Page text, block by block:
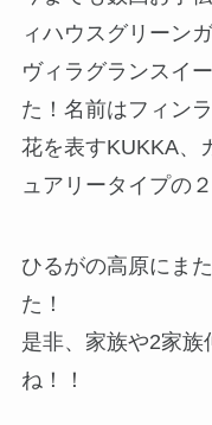
ィハウスグリーン
ヴィラグランスイ
た！名前はフィン
花を表すKUKKA、
ュアリータイプの
ひるがの高原にま
た！
是非、家族や2家
ね！！